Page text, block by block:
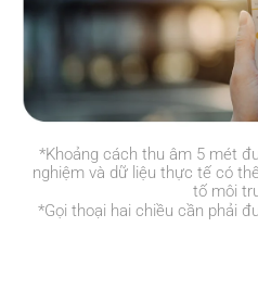
*Khoảng cách thu âm 5 mét
nghiệm và dữ liệu thực tế có
tố môi
*Gọi thoại hai chiều cần phải